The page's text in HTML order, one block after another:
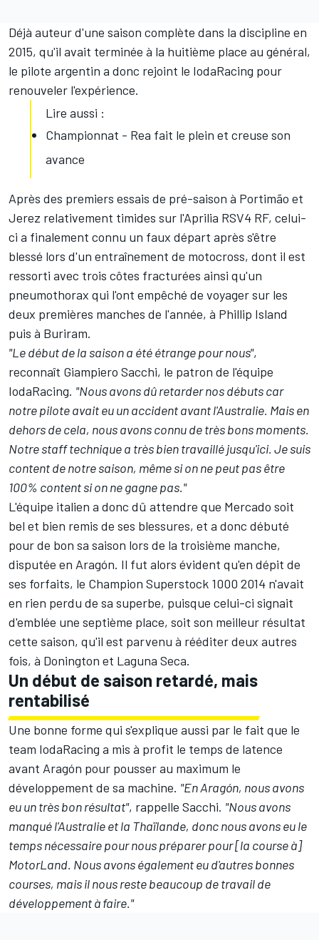
Déjà auteur d'une saison complète dans la discipline en
2015, qu'il avait terminée à la huitième place au général,
le pilote argentin a donc rejoint le IodaRacing pour
renouveler l'expérience.
Lire aussi :
Championnat - Rea fait le plein et creuse son
avance
Après des premiers essais de pré-saison à Portimão et
Jerez relativement timides sur l'Aprilia RSV4 RF, celui-
ci a finalement connu un faux départ après s'être
blessé lors d'un entraînement de motocross, dont il est
ressorti avec trois côtes fracturées ainsi qu'un
pneumothorax qui l'ont empêché de voyager sur les
deux premières manches de l'année, à Phillip Island
puis à Buriram.
"Le début de la saison a été étrange pour nous",
reconnaît Giampiero Sacchi, le patron de l'équipe
IodaRacing. "Nous avons dû retarder nos débuts car
notre pilote avait eu un accident avant l'Australie. Mais en
dehors de cela, nous avons connu de très bons moments.
Notre staff technique a très bien travaillé jusqu'ici. Je suis
content de notre saison, même si on ne peut pas être
100% content si on ne gagne pas."
L'équipe italien a donc dû attendre que Mercado soit
bel et bien remis de ses blessures, et a donc débuté
pour de bon sa saison lors de la troisième manche,
disputée en Aragón. Il fut alors évident qu'en dépit de
ses forfaits, le Champion Superstock 1000 2014 n'avait
en rien perdu de sa superbe, puisque celui-ci signait
d'emblée une septième place, soit son meilleur résultat
cette saison, qu'il est parvenu à rééditer deux autres
fois, à Donington et Laguna Seca.
Un début de saison retardé, mais
rentabilisé
Une bonne forme qui s'explique aussi par le fait que le
team IodaRacing a mis à profit le temps de latence
avant Aragón pour pousser au maximum le
développement de sa machine. "En Aragón, nous avons
eu un très bon résultat", rappelle Sacchi. "Nous avons
manqué l'Australie et la Thaïlande, donc nous avons eu le
temps nécessaire pour nous préparer pour [la course à]
MotorLand. Nous avons également eu d'autres bonnes
courses, mais il nous reste beaucoup de travail de
développement à faire."